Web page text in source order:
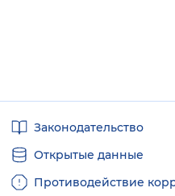
ссылкиЗаконодательство
Открытые данные
Противодействие